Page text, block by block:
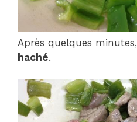
Après quelques minutes,
haché.